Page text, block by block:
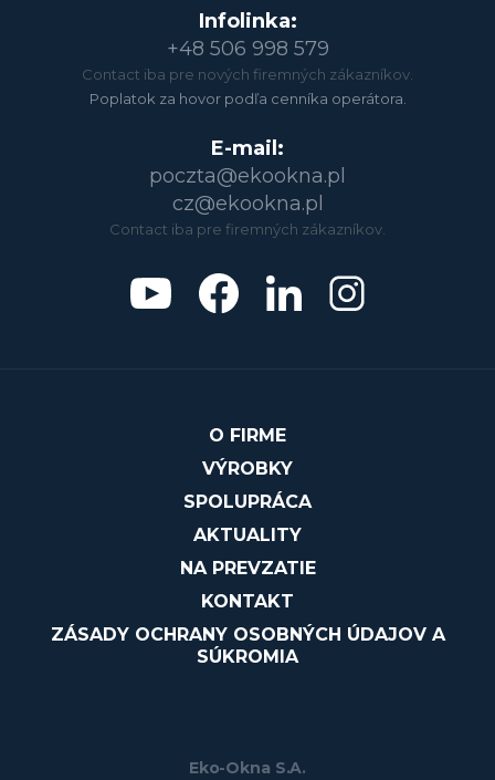
Infolinka:
+48 506 998 579
Contact iba pre nových firemných zákazníkov.
Poplatok za hovor podľa cenníka operátora.
E-mail:
poczta@ekookna.pl
cz@ekookna.pl
Contact iba pre firemných zákazníkov.
O FIRME
VÝROBKY
SPOLUPRÁCA
AKTUALITY
NA PREVZATIE
KONTAKT
ZÁSADY OCHRANY OSOBNÝCH ÚDAJOV A
SÚKROMIA
Eko-Okna S.A.